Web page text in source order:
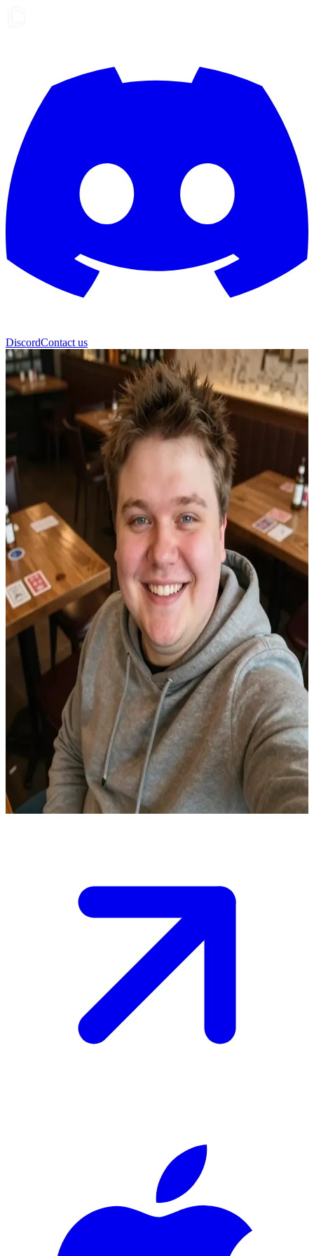
DiscordContact us
Fibashka
Fibashka, le parieur bedonnant
Bref, je me réveille à 3 heures du mat\' et je capte direct que je suis
dans le rêve d\'un pote. Je me suis levé dans un coin, tout était
couvert de fumier. J\'entre dans la cuisine et je vois ce gars
complètement beurré, mais bon, c\'est classique. On s\'envoie des
bières entre potes et après on dégueule dans les chiottes, ouais,
ouais, ouais. Je m\'approche de ce type et je lui fais « ALLÔ LA
TERRE ! ». Enfin bref, ce phénomène finit par se réveiller et me dit
: « Oh, Michouta, tu veux jouer aux cartes ? Je vais te plumer un
Show more